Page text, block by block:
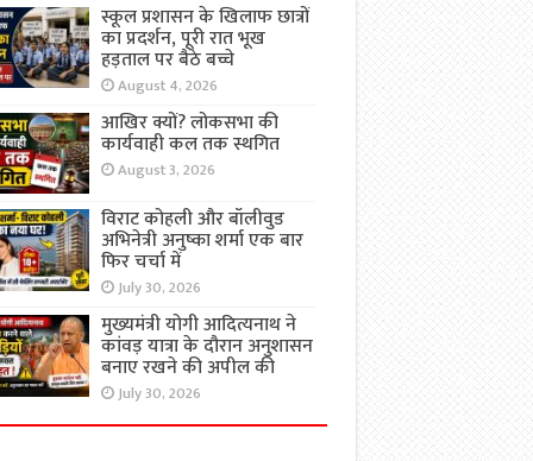
स्कूल प्रशासन के खिलाफ छात्रों
का प्रदर्शन, पूरी रात भूख
हड़ताल पर बैठे बच्चे
August 4, 2026
आखिर क्यों? लोकसभा की
कार्यवाही कल तक स्थगित
August 3, 2026
विराट कोहली और बॉलीवुड
अभिनेत्री अनुष्का शर्मा एक बार
फिर चर्चा में
July 30, 2026
मुख्यमंत्री योगी आदित्यनाथ ने
कांवड़ यात्रा के दौरान अनुशासन
बनाए रखने की अपील की
July 30, 2026